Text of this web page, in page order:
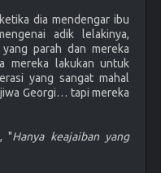
dia mendengar ibu
adik lelakinya,
parah dan mereka
mereka lakukan untuk
yang sangat mahal
Georgi… tapi mereka
"Hanya keajaiban yang